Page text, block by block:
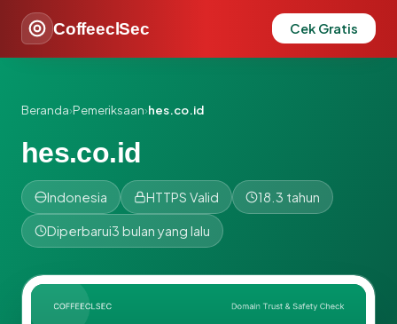
CoffeeclSec Cek Gratis
Beranda›Pemeriksaan›hes.co.id
hes.co.id
Indonesia HTTPS Valid 18.3 tahun
Diperbarui3 bulan yang lalu